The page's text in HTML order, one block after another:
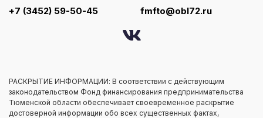
+7 (3452) 59-50-45 fmfto@obl72.ru
РАСКРЫТИЕ ИНФОРМАЦИИ: В соответствии с действующим
законодательством Фонд финансирования предпринимательства
Тюменской области обеспечивает своевременное раскрытие
достоверной информации обо всех существенных фактах,